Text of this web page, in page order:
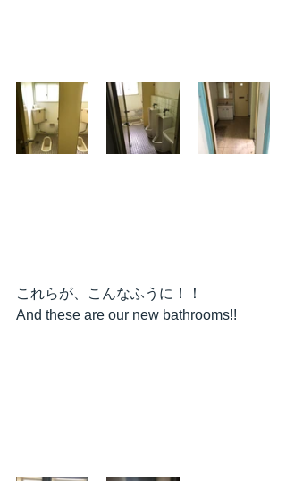
これらが、こんなふうに！！
And these are our new bathrooms!!